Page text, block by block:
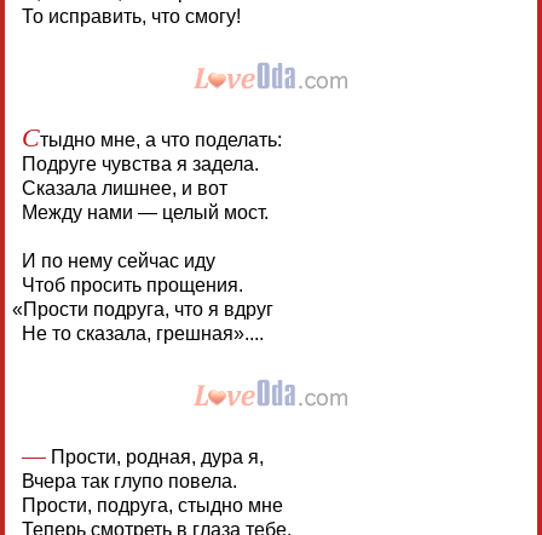
То исправить, что смогу!
Стыдно мне, а что поделать:
Подруге чувства я задела.
Сказала лишнее, и вот
Между нами — целый мост.
И по нему сейчас иду
Чтоб просить прощения.
«Прости подруга, что я вдруг
Не то сказала, грешная»....
—Прости, родная, дура я,
Вчера так глупо повела.
Прости, подруга, стыдно мне
Теперь смотреть в глаза тебе.